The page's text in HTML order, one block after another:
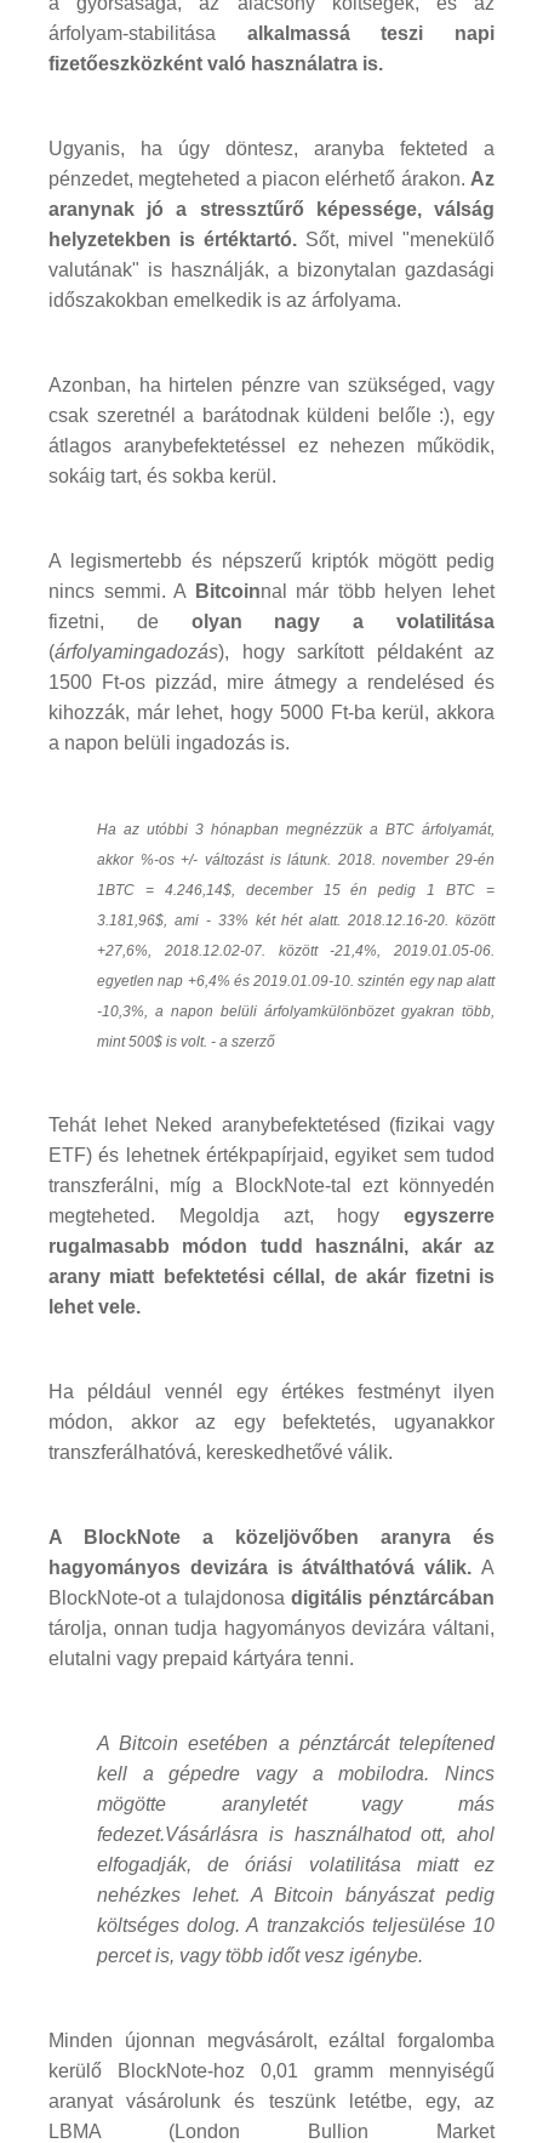
árfolyam-stabilitása alkalmassá teszi napi
fizetőeszközként való használatra is.
Ugyanis, ha úgy döntesz, aranyba fekteted a
pénzedet, megteheted a piacon elérhető árakon. Az
aranynak jó a stressztűrő képessége, válság
helyzetekben is értéktartó. Sőt, mivel "menekülő
valutának" is használják, a bizonytalan gazdasági
időszakokban emelkedik is az árfolyama.
Azonban, ha hirtelen pénzre van szükséged, vagy
csak szeretnél a barátodnak küldeni belőle :), egy
átlagos aranybefektetéssel ez nehezen működik,
sokáig tart, és sokba kerül.
A legismertebb és népszerű kriptók mögött pedig
nincs semmi. A
Bitcoinnal már több helyen lehet
fizetni, de olyan nagy a volatilitása
(árfolyamingadozás), hogy sarkított példaként az
1500 Ft-os pizzád, mire átmegy a rendelésed és
kihozzák, már lehet, hogy 5000 Ft-ba kerül, akkora
a napon belüli ingadozás is.
Ha az utóbbi 3 hónapban megnézzük a BTC árfolyamát,
akkor %-os +/- változást is látunk. 2018. november 29-én
1BTC = 4.246,14$, december 15 én pedig 1 BTC =
3.181,96$, ami - 33% két hét alatt. 2018.12.16-20. között
+27,6%, 2018.12.02-07. között -21,4%, 2019.01.05-06.
egyetlen nap +6,4% és 2019.01.09-10. szintén egy nap alatt
-10,3%, a napon belüli árfolyamkülönbözet gyakran több,
mint 500$ is volt. - a szerző
Tehát lehet Neked aranybefektetésed (fizikai vagy
ETF) és lehetnek értékpapírjaid, egyiket sem tudod
transzferálni, míg a BlockNote-tal ezt könnyedén
megteheted. Megoldja azt, hogy egyszerre
rugalmasabb módon tudd használni, akár az
arany miatt befektetési céllal, de akár fizetni is
lehet vele.
Ha például vennél egy értékes festményt ilyen
módon, akkor az egy befektetés, ugyanakkor
transzferálhatóvá, kereskedhetővé válik.
A BlockNote a közeljövőben aranyra és
hagyományos devizára is átválthatóvá válik. A
BlockNote-ot a tulajdonosa digitális pénztárcában
tárolja, onnan tudja hagyományos devizára váltani,
elutalni vagy prepaid kártyára tenni.
A Bitcoin esetében a pénztárcát telepítened
kell a gépedre vagy a mobilodra. Nincs
mögötte aranyletét vagy más
fedezet.Vásárlásra is használhatod ott, ahol
elfogadják, de óriási volatilitása miatt ez
nehézkes lehet. A Bitcoin bányászat pedig
költséges dolog. A tranzakciós teljesülése 10
percet is, vagy több időt vesz igénybe.
Minden újonnan megvásárolt, ezáltal forgalomba
kerülő BlockNote-hoz 0,01 gramm mennyiségű
aranyat vásárolunk és teszünk letétbe, egy, az
LBMA (London Bullion Market